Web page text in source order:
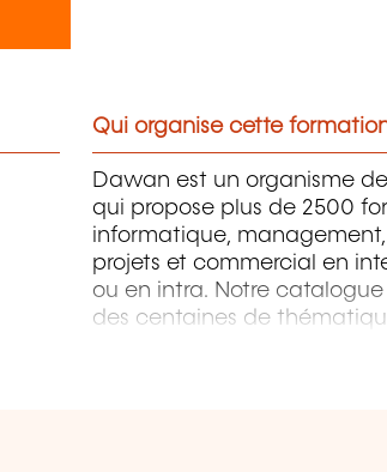
Qui organise cette
Dawan est un organisme
qui propose plus de 2500
informatique,
projets et commercial en
ou en intra. Notre
des centaines de
Windows Server, Vmware,